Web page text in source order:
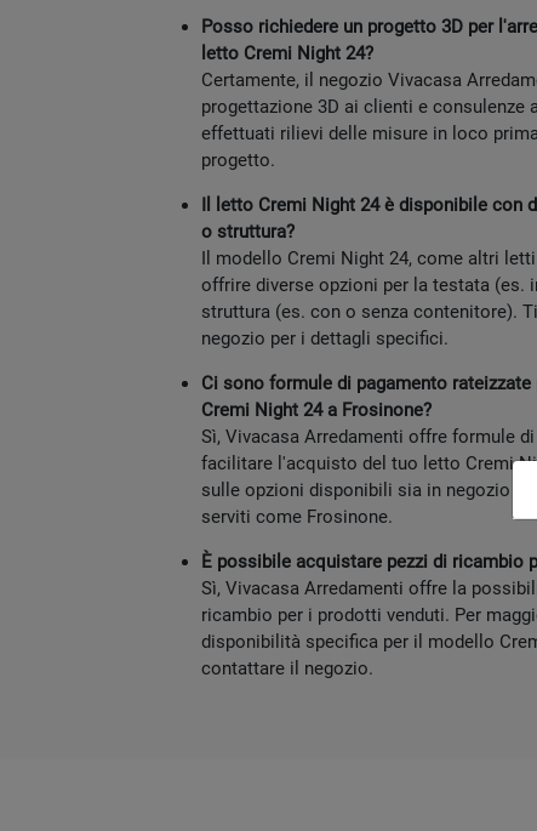
Posso richiedere un progetto 3D per
letto Cremi Night 24?
Certamente, il negozio Vivacasa
progettazione 3D ai clienti e consulenze
effettuati rilievi delle misure in loco
progetto.
Il letto Cremi Night 24 è disponibile con
o struttura?
Il modello Cremi Night 24, come altri
offrire diverse opzioni per la testata (es.
struttura (es. con o senza contenitore).
negozio per i dettagli specifici.
Ci sono formule di pagamento
Cremi Night 24 a Frosinone?
Sì, Vivacasa Arredamenti offre formule
facilitare l'acquisto del tuo letto Cremi
sulle opzioni disponibili sia in negozio a
serviti come Frosinone.
È possibile acquistare pezzi di ricambio
Sì, Vivacasa Arredamenti offre la
ricambio per i prodotti venduti. Per
disponibilità specifica per il modello
contattare il negozio.